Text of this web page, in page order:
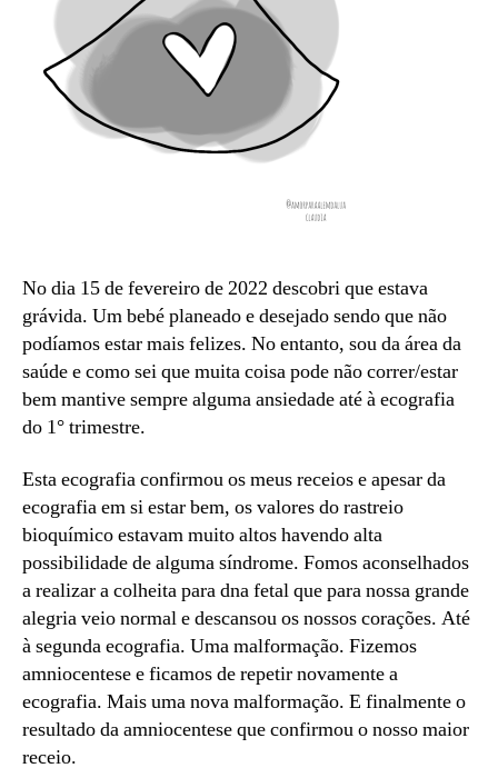
No dia 15 de fevereiro de 2022 descobri que estava
grávida. Um bebé planeado e desejado sendo que não
podíamos estar mais felizes. No entanto, sou da área da
saúde e como sei que muita coisa pode não correr/estar
bem mantive sempre alguma ansiedade até à ecografia
do 1° trimestre.
Esta ecografia confirmou os meus receios e apesar da
ecografia em si estar bem, os valores do rastreio
bioquímico estavam muito altos havendo alta
possibilidade de alguma síndrome. Fomos aconselhados
a realizar a colheita para dna fetal que para nossa grande
alegria veio normal e descansou os nossos corações. Até
à segunda ecografia. Uma malformação. Fizemos
amniocentese e ficamos de repetir novamente a
ecografia. Mais uma nova malformação. E finalmente o
resultado da amniocentese que confirmou o nosso maior
receio.